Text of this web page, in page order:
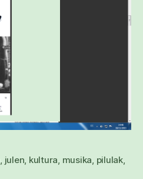
, julen, kultura, musika, pilulak,